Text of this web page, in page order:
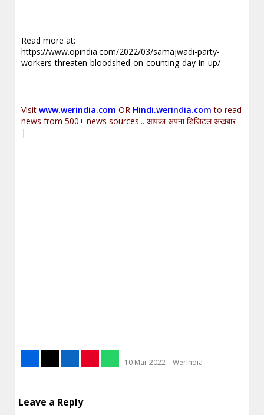
Read more at:
https://www.opindia.com/2022/03/samajwadi-party-
workers-threaten-bloodshed-on-counting-day-in-up/
Visitwww.werindia.com OR Hindi.werindia.com to read
news from 500+ news sources... आपका अपना डिजिटल अख़बार
|
10 Mar 2022 WerIndia
Leave a Reply